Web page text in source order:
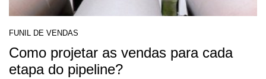
FUNIL DE VENDAS
Como projetar as vendas para cada
etapa do pipeline?